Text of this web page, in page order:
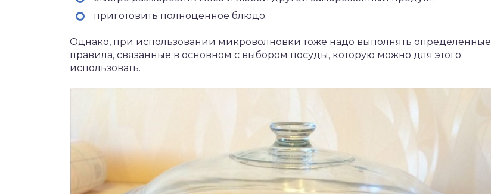
приготовить полноценное блюдо.
Однако, при использовании микроволновки тоже надо выполнять определенные
правила, связанные в основном с выбором посуды, которую можно для этого
использовать.